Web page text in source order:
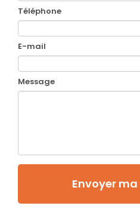
Téléphone
E-mail
Message
Envoyer